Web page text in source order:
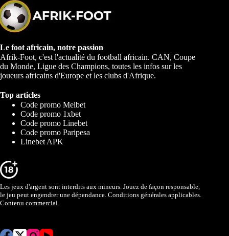
Le foot africain, notre passion
Afrik-Foot, c'est l'actualité du football africain. CAN, Coupe
du Monde, Ligue des Champions, toutes les infos sur les
joueurs africains d'Europe et les clubs d'Afrique.
Top articles
Code promo Melbet
Code promo 1xbet
Code promo Linebet
Code promo Paripesa
Linebet APK
Les jeux d'argent sont interdits aux mineurs. Jouez de façon responsable,
le jeu peut engendrer une dépendance. Conditions générales applicables.
Contenu commercial.